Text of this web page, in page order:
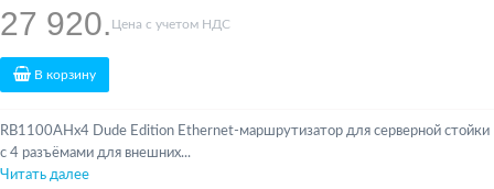
27 920. Цена с учетом НДС
В корзину
RB1100AHx4 Dude Edition Ethernet-маршрутизатор для серверной стойки
с 4 разъёмами для внешних...
Читать далее